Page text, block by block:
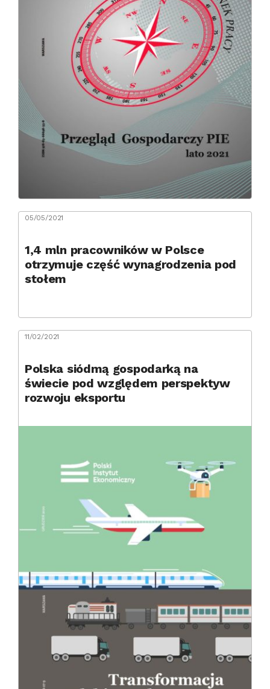
05/05/2021
1,4 mln pracowników w Polsce
otrzymuje część wynagrodzenia pod
stołem
11/02/2021
Polska siódmą gospodarką na
świecie pod względem perspektyw
rozwoju eksportu